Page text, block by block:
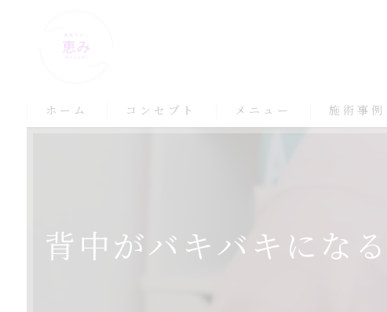
ホーム コンセプト メニュー 施術事例
背中がバキバキにな